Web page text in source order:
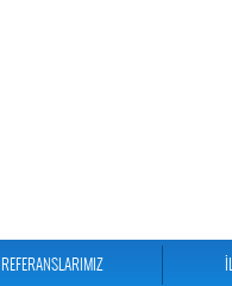
REFERANSLARIMIZ